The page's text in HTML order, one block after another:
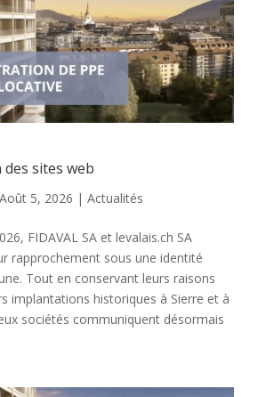
sites web
Août 5, 2026 | Actualités
FIDAVAL SA et levalais.ch SA
rapprochement sous une identité
Tout en conservant leurs raisons
implantations historiques à Sierre et à
sociétés communiquent désormais